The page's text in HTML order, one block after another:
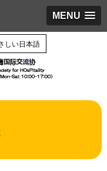
MENU
しい日本語